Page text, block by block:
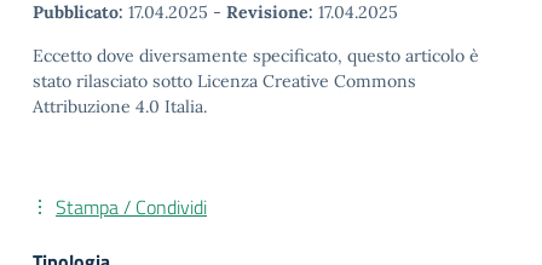
Pubblicato: 17.04.2025 - Revisione: 17.04.2025
Eccetto dove diversamente specificato, questo articolo è
stato rilasciato sotto Licenza Creative Commons
Attribuzione 4.0 Italia.
Stampa / Condividi